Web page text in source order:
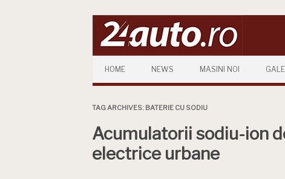
HOME NEWS MASINI NOI
TAG ARCHIVES: BATERIE CU SODIU
Acumulatorii sodiu-ion
electrice urbane